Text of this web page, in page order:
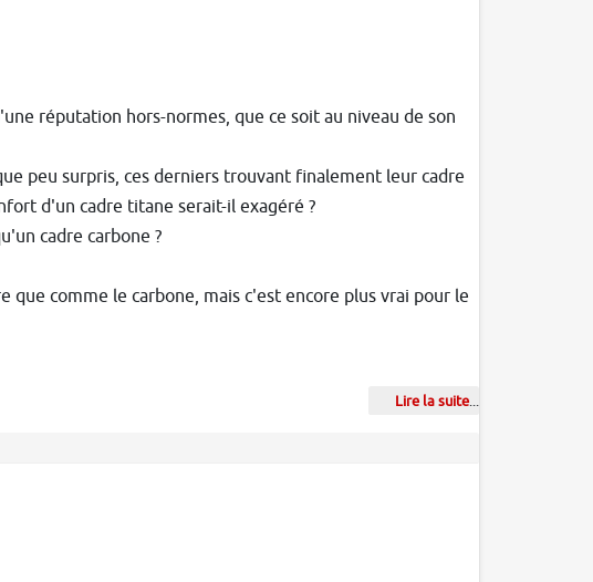
réputation hors-normes, que ce soit au niveau de son
peu surpris, ces derniers trouvant finalement leur cadre
d'un cadre titane serait-il exagéré ?
cadre carbone ?
comme le carbone, mais c'est encore plus vrai pour le
Lire la suite...